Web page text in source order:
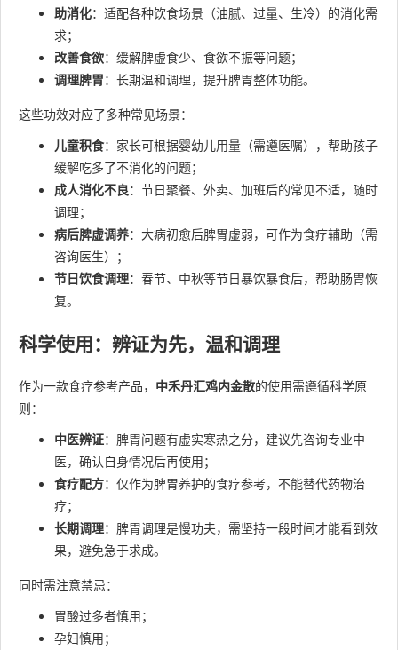
助消化：适配各种饮食场景（油腻、过量、生冷）的消化需
求；
改善食欲：缓解脾虚食少、食欲不振等问题；
调理脾胃：长期温和调理，提升脾胃整体功能。
这些功效对应了多种常见场景：
儿童积食：家长可根据婴幼儿用量（需遵医嘱），帮助孩子
缓解吃多了不消化的问题；
成人消化不良：节日聚餐、外卖、加班后的常见不适，随时
调理；
病后脾虚调养：大病初愈后脾胃虚弱，可作为食疗辅助（需
咨询医生）；
节日饮食调理：春节、中秋等节日暴饮暴食后，帮助肠胃恢
复。
科学使用：辨证为先，温和调理
作为一款食疗参考产品， 中禾丹汇鸡内金散的使用需遵循科学原
则：
中医辨证：脾胃问题有虚实寒热之分，建议先咨询专业中
医，确认自身情况后再使用；
食疗配方：仅作为脾胃养护的食疗参考，不能替代药物治
疗；
长期调理：脾胃调理是慢功夫，需坚持一段时间才能看到效
果，避免急于求成。
同时需注意禁忌：
胃酸过多者慎用；
孕妇慎用；